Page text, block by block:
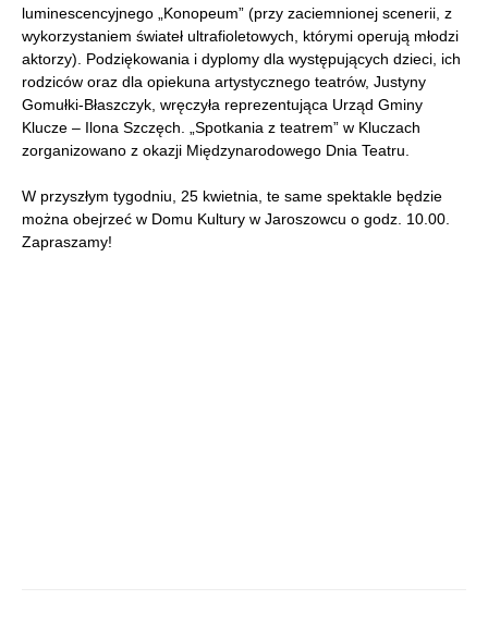
luminescencyjnego „Konopeum” (przy zaciemnionej scenerii, z
wykorzystaniem świateł ultrafioletowych, którymi operują młodzi
aktorzy). Podziękowania i dyplomy dla występujących dzieci, ich
rodziców oraz dla opiekuna artystycznego teatrów, Justyny
Gomułki-Błaszczyk, wręczyła reprezentująca Urząd Gminy
Klucze – Ilona Szczęch. „Spotkania z teatrem” w Kluczach
zorganizowano z okazji Międzynarodowego Dnia Teatru.
W przyszłym tygodniu, 25 kwietnia, te same spektakle będzie
można obejrzeć w Domu Kultury w Jaroszowcu o godz. 10.00.
Zapraszamy!